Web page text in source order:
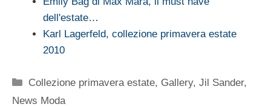
dell'estate…
Karl Lagerfeld, collezione primavera estate
2010
Categorie
Collezione primavera estate, Gallery,Jil Sander,
News Moda